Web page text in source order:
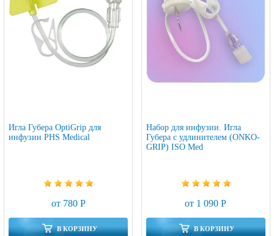
Игла Губера OptiGrip для
инфузии PHS Medical
от 780 Р
В КОРЗИНУ
Набор для инфузии. Игла
Губера с удлинителем (ONKO-
GRIP) ISO Med
от 1 090 Р
В КОРЗИНУ